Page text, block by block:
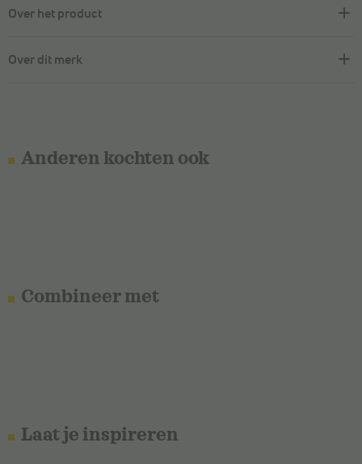
Over het product
Over dit merk
Anderen kochten ook
Combineer met
Laat je inspireren